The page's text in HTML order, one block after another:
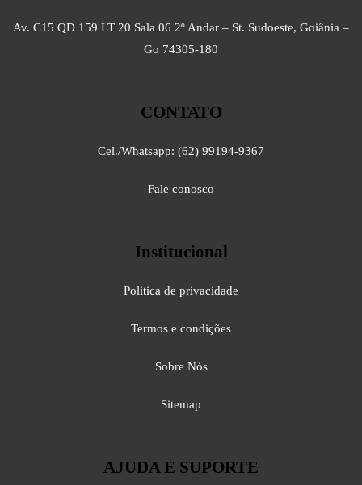
Av. C15 QD 159 LT 20 Sala 06 2º Andar – St. Sudoeste, Goiânia –
Go 74305-180
CONTATO
Cel./Whatsapp: (62) 99194-9367
Fale conosco
Institucional
Politica de privacidade
Termos e condições
Sobre Nós
Sitemap
AJUDA E SUPORTE